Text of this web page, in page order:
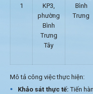
1
KP3,
phường
Bình
Trưng
Tây
Bình
Trưng
Mô tả công việc thực hiện:
Khảo sát thực tế: Tiến